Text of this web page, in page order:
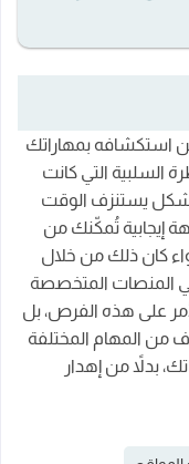
استكشافه بمهاراتك
السلبية التي كانت
يستنزف الوقت
إيجابية تُمكّنك من
كان ذلك من خلال
المنصات المتخصصة
على هذه الفرص، بل
من المهام المختلفة
بدلاً من إهدار